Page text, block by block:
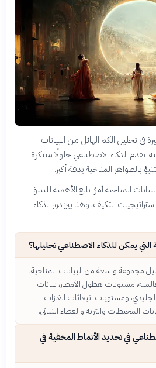
في تحليل الكم الهائل من البيانات
يقدم الذكاء الاصطناعي حلولًا مبتكرة
بالظواهر المناخية بدقة أكبر.
المناخية أمرًا بالغ الأهمية للتنبؤ
التكيف، وهنا يبرز دور الذكاء
التي يمكن للذكاء الاصطناعي تحليلها؟
مجموعة واسعة من البيانات المناخية،
مستويات هطول الأمطار، بيانات
ومستويات انبعاثات الغازات
المحيطات والتربة والغطاء النباتي.
في تحديد الأنماط المخفية في